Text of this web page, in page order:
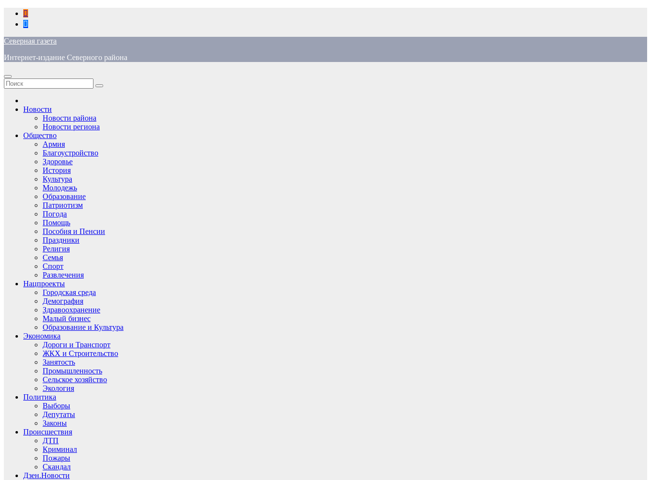
Перейти
содержимому
Северная газета
Интернет-издание Северного района
Новости
Новости района
Новости региона
Общество
Армия
Благоустройство
Здоровье
История
Культура
Молодежь
Образование
Патриотизм
Погода
Помощь
Пособия и Пенсии
Праздники
Религия
Семья
Спорт
Развлечения
Нацпроекты
Городская среда
Демография
Здравоохранение
Малый бизнес
Образование и Культура
Экономика
Дороги и Транспорт
ЖКХ и Строительство
Занятость
Промышленность
Сельское хозяйство
Экология
Политика
Выборы
Депутаты
Законы
Происшествия
ДТП
Криминал
Пожары
Скандал
Дзен.Новости